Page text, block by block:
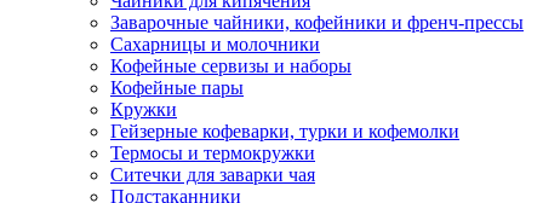
Заварочные чайники, кофейники и френч-прессы
Сахарницы и молочники
Кофейные сервизы и наборы
Кофейные пары
Кружки
Гейзерные кофеварки, турки и кофемолки
Термосы и термокружки
Ситечки для заварки чая
Подстаканники